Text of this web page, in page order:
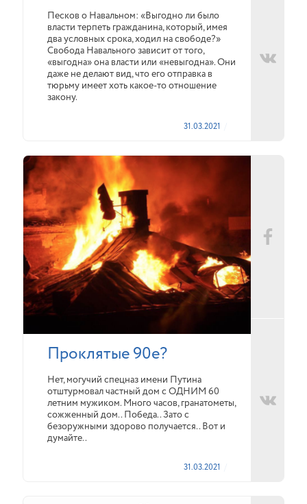
Песков о Навальном: «Выгодно ли было
власти терпеть гражданина, который, имея
два условных срока, ходил на свободе?»
Свобода Навального зависит от того,
«выгодна» она власти или «невыгодна». Они
даже не делают вид, что его отправка в
тюрьму имеет хоть какое-то отношение
закону.
31.03.2021
Проклятые 90е?
Нет, могучий спецназ имени Путина
отштурмовал частный дом с ОДНИМ 60
летним мужиком. Много часов, гранатометы,
сожженный дом.. Победа.. Зато с
безоружными здорово получается.. Вот и
думайте..
31.03.2021